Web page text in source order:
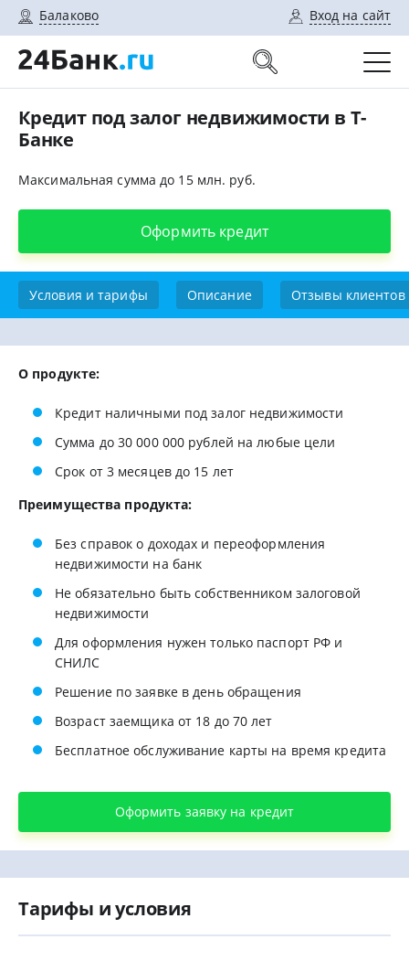
Балаково Вход на сайт
Кредит под залог недвижимости в Т-
Банке
Максимальная сумма до 15 млн. руб.
Оформить кредит
Условия и тарифы Описание Отзывы клиентов
О продукте:
Кредит наличными под залог недвижимости
Сумма до 30 000 000 рублей на любые цели
Срок от 3 месяцев до 15 лет
Преимущества продукта:
Без справок о доходах и переоформления
недвижимости на банк
Не обязательно быть собственником залоговой
недвижимости
Для оформления нужен только паспорт РФ и
СНИЛС
Решение по заявке в день обращения
Возраст заемщика от 18 до 70 лет
Бесплатное обслуживание карты на время кредита
Оформить заявку на кредит
Тарифы и условия